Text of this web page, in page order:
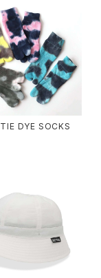
DYE SOCKS